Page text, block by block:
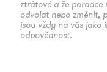
ztrátové a že poradce
odvolat nebo změnit,
jsou vždy na vás jako
odpovědnost.